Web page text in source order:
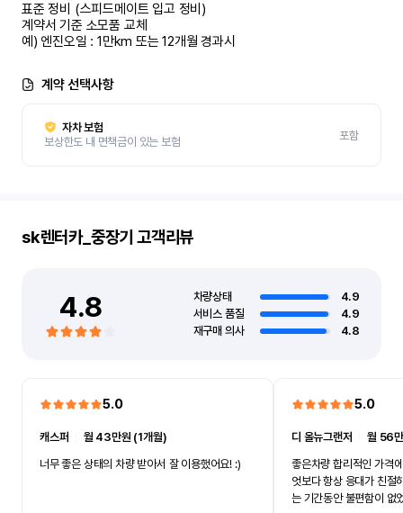
표준 정비 (스피드메이트 입고 정비)
계약서 기준 소모품 교체
예) 엔진오일 : 1만km 또는 12개월 경과시
계약 선택사항
자차 보험
보상한도 내 면책금이 있는 보험
포함
sk렌터카_중장기 고객리뷰
4.8 차량상태
4.9
서비스 품질
4.9
재구매 의사
4.8
5.0
캐스퍼
월 43만원 (1개월)
너무 좋은 상태의 차량 받아서 잘 이용했어요! :)
5.0
디 올뉴그랜저 ㅣ월 56
좋은차량 합리적인 가격
엇보다 항상 응대가 친절
는 기간동안 불편함이 없